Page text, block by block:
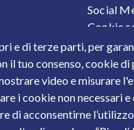
e di terze parti, per
il tuo consenso, cookie
video e misurare
i cookie non necessari
di acconsentirne
Social
Cookie
Personal
Stats
98007650173